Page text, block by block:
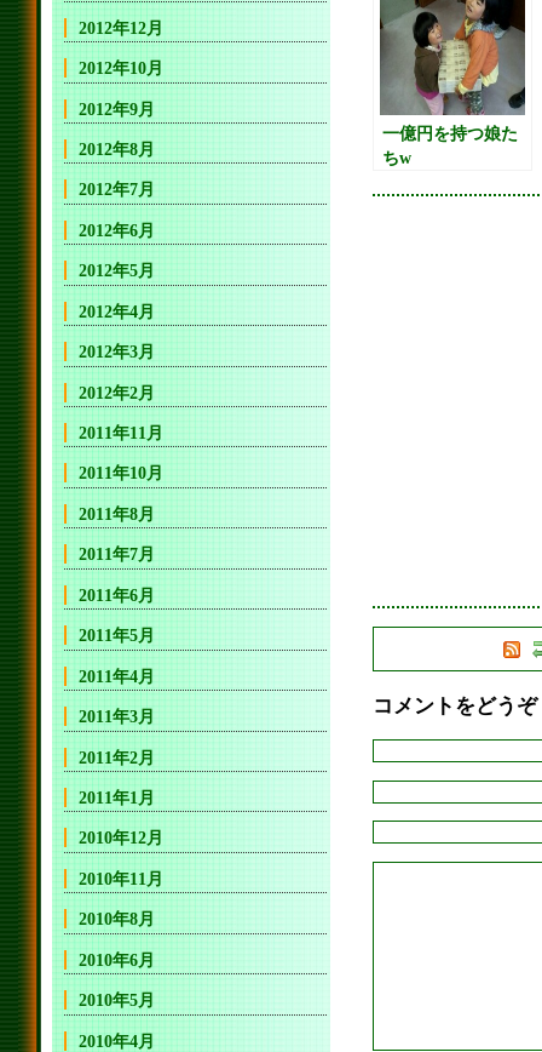
一億円を持つ娘た
ちw
コメントをどうぞ
2012年12月
2012年10月
2012年9月
2012年8月
2012年7月
2012年6月
2012年5月
2012年4月
2012年3月
2012年2月
2011年11月
2011年10月
2011年8月
2011年7月
2011年6月
2011年5月
2011年4月
2011年3月
2011年2月
2011年1月
2010年12月
2010年11月
2010年8月
2010年6月
2010年5月
2010年4月